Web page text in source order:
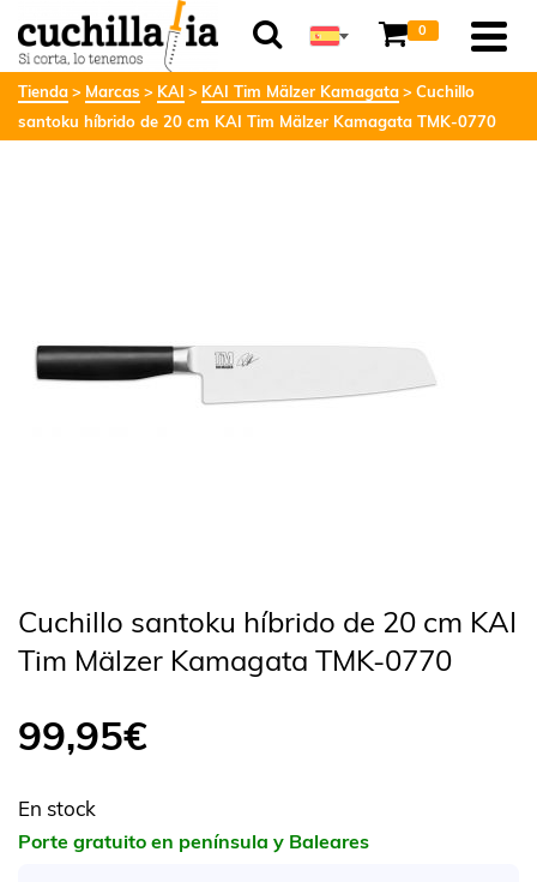
0
Tienda Marcas KAI KAI Tim Mälzer Kamagata
Cuchillo
santoku híbrido de 20 cm KAI Tim Mälzer Kamagata TMK-0770
Cuchillo santoku híbrido de 20 cm KAI
Tim Mälzer Kamagata TMK-0770
99,95€
En stock
Porte gratuito en península y Baleares